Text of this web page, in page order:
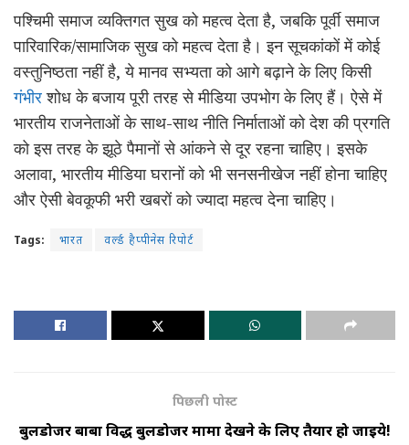
पश्चिमी समाज व्यक्तिगत सुख को महत्व देता है, जबकि पूर्वी समाज
पारिवारिक/सामाजिक सुख को महत्व देता है। इन सूचकांकों में कोई
वस्तुनिष्ठता नहीं है, ये मानव सभ्यता को आगे बढ़ाने के लिए किसी
गंभीरशोध के बजाय पूरी तरह से मीडिया उपभोग के लिए हैं। ऐसे में
भारतीय राजनेताओं के साथ-साथ नीति निर्माताओं को देश की प्रगति
को इस तरह के झूठे पैमानों से आंकने से दूर रहना चाहिए। इसके
अलावा, भारतीय मीडिया घरानों को भी सनसनीखेज नहीं होना चाहिए
और ऐसी बेवकूफी भरी खबरों को ज्यादा महत्व देना चाहिए।
Tags: भारत वर्ल्ड हैप्पीनेस रिपोर्ट
पिछली पोस्ट
बुलडोजर बाबा विरुद्ध बुलडोजर मामा देखने के लिए तैयार हो जाइये!